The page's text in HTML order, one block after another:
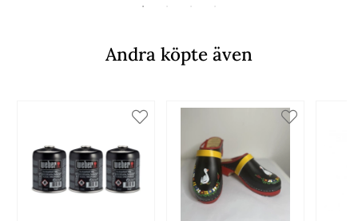
Andra köpte även